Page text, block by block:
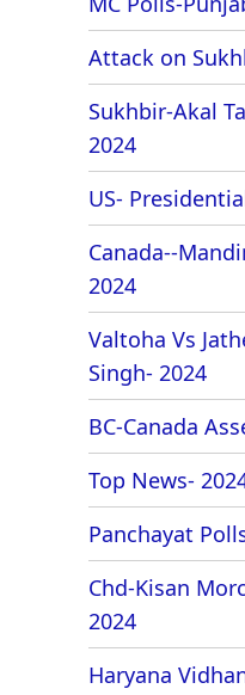
Attack on
Sukhbir-Akal
2024
US-
Canada--
2024
Valtoha Vs
Singh- 2024
BC-Canada
Top News-
Panchayat
Chd-Kisan
2024
Haryana